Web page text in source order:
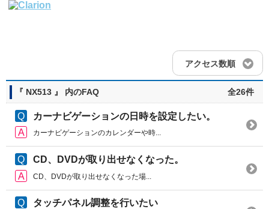
アクセス数順
『 NX513 』 内のFAQ 全26件
カーナビゲーションの日時を設定したい。
カーナビゲーションのカレンダーや時...
CD、DVDが取り出せなくなった。
CD、DVDが取り出せなくなった場...
タッチパネル調整を行いたい